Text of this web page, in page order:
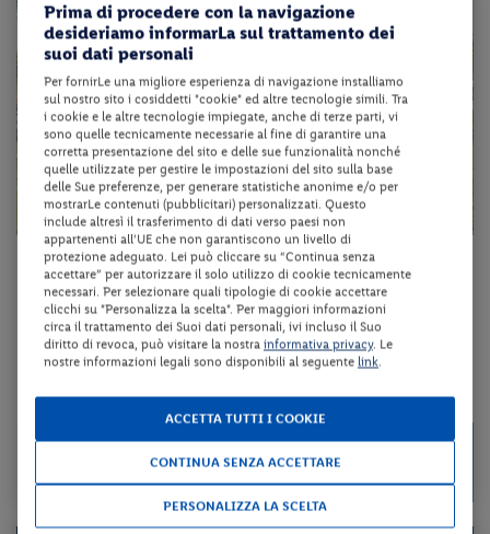
Trentino-Alto Adige - Lavarone (TN)
HOTEL DA VILLA
mezza pensione + Guest Card Alpe Cimbra
da 74 € per notte
Disponibilità esaurita 515 €
Prima di procedere con la navigazione
desideriamo informarLa sul trattamento dei
suoi dati personali
Per fornirLe una migliore esperienza di navigazione installiamo
sul nostro sito i cosiddetti "cookie" ed altre tecnologie simili. Tra
i cookie e le altre tecnologie impiegate, anche di terze parti, vi
sono quelle tecnicamente necessarie al fine di garantire una
corretta presentazione del sito e delle sue funzionalità nonché
quelle utilizzate per gestire le impostazioni del sito sulla base
delle Sue preferenze, per generare statistiche anonime e/o per
mostrarLe contenuti (pubblicitari) personalizzati. Questo
include altresì il trasferimento di dati verso paesi non
appartenenti all'UE che non garantiscono un livello di
protezione adeguato. Lei può cliccare su “Continua senza
accettare” per autorizzare il solo utilizzo di cookie tecnicamente
necessari. Per selezionare quali tipologie di cookie accettare
clicchi su "Personalizza la scelta". Per maggiori informazioni
circa il trattamento dei Suoi dati personali, ivi incluso il Suo
diritto di revoca, può visitare la nostra informativa privacy. Le
nostre informazioni legali sono disponibili al seguente link.
ACCETTA TUTTI I COOKIE
CONTINUA SENZA ACCETTARE
PERSONALIZZA LA SCELTA